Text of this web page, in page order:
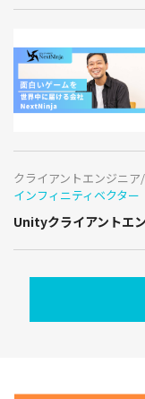
クライアントエンジニ
インフィニティベクター
Unityクライアントエ